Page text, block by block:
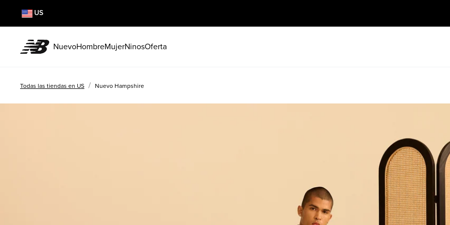
US
NuevoHombreMujerNinosOferta
Todas las tiendas en US / Nuevo Hampshire